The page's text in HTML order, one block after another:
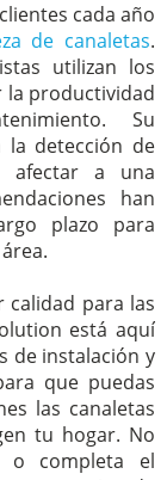
cada año
de canaletas.
utilizan los
la productividad
Su
la detección de
afectar a una
han
plazo para
calidad para las
está aquí
de instalación y
que puedas
las canaletas
tu hogar. No
completa el